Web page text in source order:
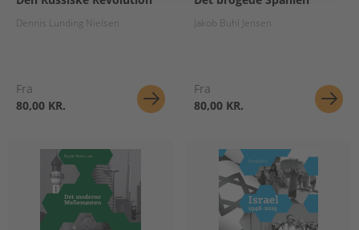
Dennis Lunding Nielsen
Fra
80,00 KR.
Jakob Buhl Jensen
Fra
80,00 KR.